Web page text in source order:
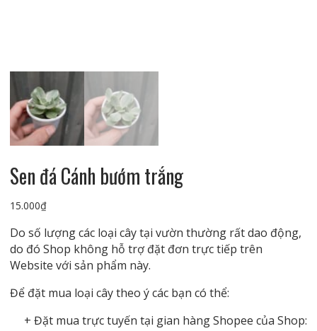
Sen đá Cánh bướm trắng
15.000₫
Do số lượng các loại cây tại vườn thường rất dao động,
do đó Shop không hỗ trợ đặt đơn trực tiếp trên
Website với sản phẩm này.
Để đặt mua loại cây theo ý các bạn có thể:
+ Đặt mua trực tuyến tại gian hàng Shopee của Shop: